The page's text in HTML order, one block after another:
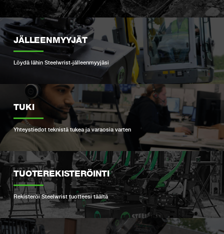
JÄLLEENMYYJÄT
Löydä lähin Steelwrist-jälleenmyyjäsi
TUKI
Yhteystiedot teknistä tukea ja varaosia varten
TUOTEREKISTERÖINTI
Rekisteröi Steelwrist tuotteesi täältä